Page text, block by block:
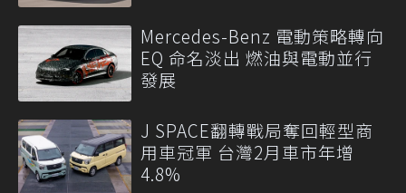
Mercedes-Benz 電動策略轉向
EQ 命名淡出 燃油與電動並行
發展
J SPACE翻轉戰局奪回輕型商
用車冠軍 台灣2月車市年增
4.8%